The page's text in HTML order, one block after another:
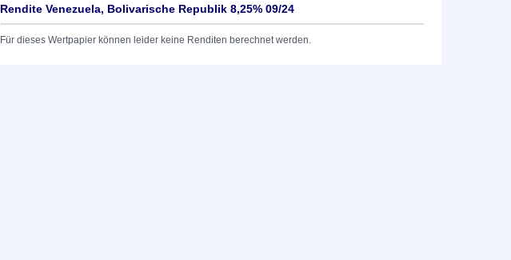
Rendite Venezuela, Bolivarische Republik 8,25% 09/24
Für dieses Wertpapier können leider keine Renditen berechnet werden.